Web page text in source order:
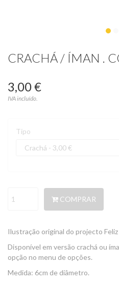
CRACHÁ / ÍMAN .
3,00 €
IVA incluído.
Tipo
COMPRAR
Ilustração original do projecto
Disponível em versão crachá ou
opção no menu de opções.
Medida: 6cm de diâmetro.